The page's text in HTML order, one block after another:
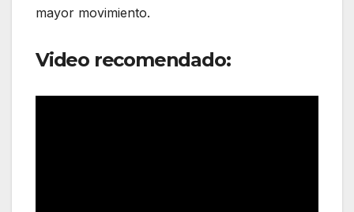
mayor movimiento.
Video recomendado: